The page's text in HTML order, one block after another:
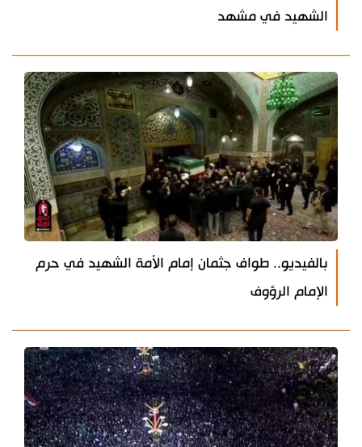
الشهيد في مشهد
بالفيديو.. طواف جثمان إمام الأمة الشهيد في حرم
الإمام الرؤوف